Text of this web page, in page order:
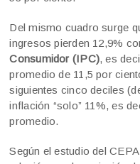
Del mismo cuadro surge
ingresos pierden 12,9%
Consumidor (IPC), es
promedio de 11,5 por
siguientes cinco deciles
inflación “solo” 11%, es
promedio.
Según el estudio del